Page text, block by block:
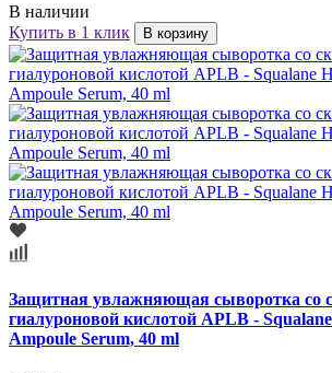
В наличии
Купить в 1 клик
В корзину
Защитная увлажняющая сыворотка со
гиалуроновой кислотой APLB -
Ampoule Serum, 40 ml